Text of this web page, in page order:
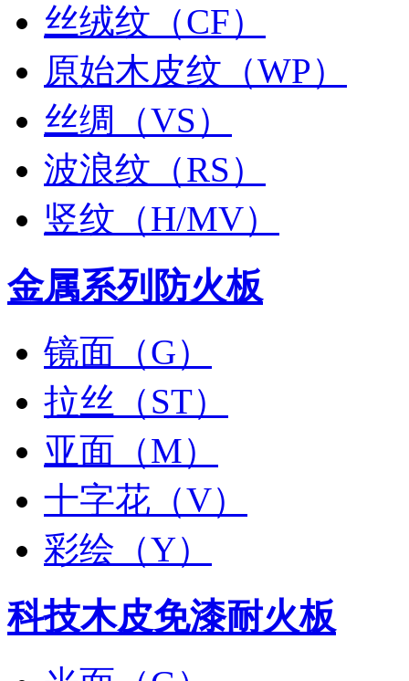
丝绒纹（CF）
原始木皮纹（WP）
丝绸（VS）
波浪纹（RS）
竖纹（H/MV）
金属系列防火板
镜面（G）
拉丝（ST）
亚面（M）
十字花（V）
彩绘（Y）
科技木皮免漆耐火板